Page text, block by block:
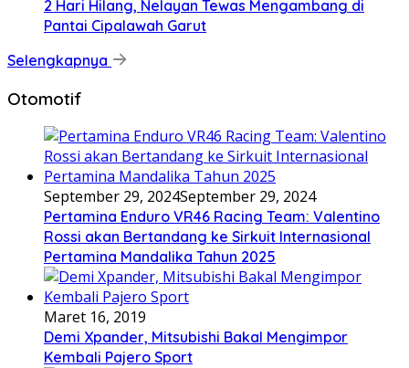
2 Hari Hilang, Nelayan Tewas Mengambang di
Pantai Cipalawah Garut
Selengkapnya
Otomotif
September 29, 2024September 29, 2024
Pertamina Enduro VR46 Racing Team: Valentino
Rossi akan Bertandang ke Sirkuit Internasional
Pertamina Mandalika Tahun 2025
Maret 16, 2019
Demi Xpander, Mitsubishi Bakal Mengimpor
Kembali Pajero Sport